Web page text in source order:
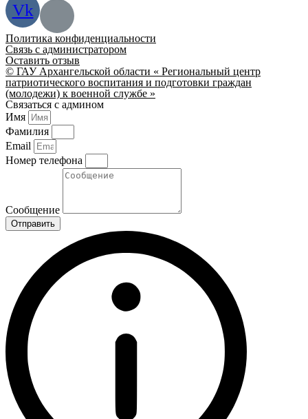
Vk
Политика конфиденциальности
Связь с администратором
Оставить отзыв
© ГАУ Архангельской области « Региональный центр
патриотического воспитания и подготовки граждан
(молодежи) к военной службе »
Связаться с админом
Имя
Фамилия
Email
Номер телефона
Сообщение
Отправить